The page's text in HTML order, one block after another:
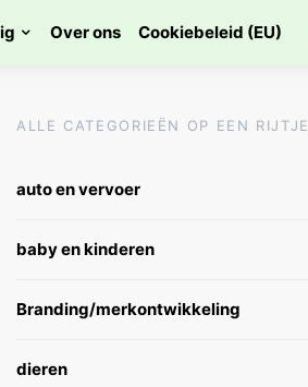
Over ons Cookiebeleid (EU)
ALLE CATEGORIEËN OP EEN RIJTJE
auto en vervoer
baby en kinderen
Branding/merkontwikkeling
dieren